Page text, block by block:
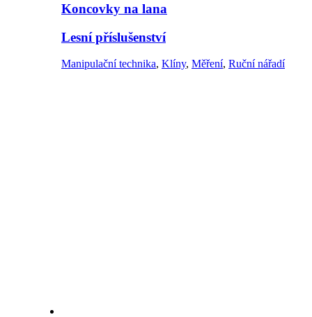
Koncovky na lana
Lesní příslušenství
Manipulační technika, Klíny, Měření, Ruční nářadí